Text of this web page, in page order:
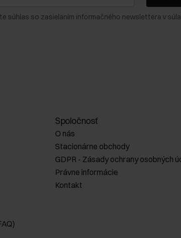
súhlas so zasielaním informačného newslettera v
Spoločnosť
O nás
Stacionárne obchody
GDPR - Zásady ochrany osobných
Právne informácie
Kontakt